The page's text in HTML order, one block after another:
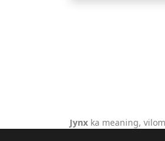
Jynx ka meaning,